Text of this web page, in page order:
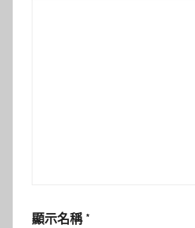
顯示名稱 *